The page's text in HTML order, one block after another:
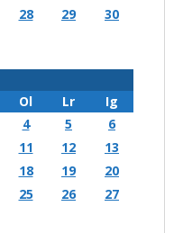
28 29
30
Ol Lr
Ig
4 5
6
11 12
13
18 19
20
25 26
27